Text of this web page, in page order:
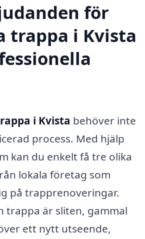
för
trappa i Kvista
i Kvista behöver inte
process. Med hjälp
kan du enkelt få tre olika
lokala företag som
på trapprenoveringar.
trappa är sliten, gammal
ett nytt utseende,